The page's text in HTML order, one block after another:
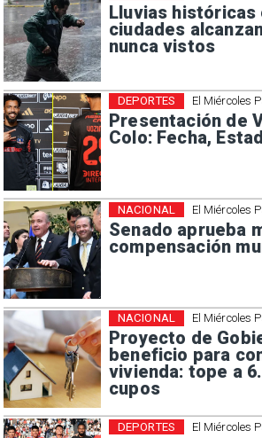
Lluvias históricas
ciudades
nunca vistos
El Miércoles
Presentación de
Colo: Fecha,
DEPORTES
El Miércoles
Senado aprueba
compensación
NACIONAL
El Miércoles
Proyecto de
beneficio para
vivienda: tope a
cupos
NACIONAL
El Miércoles
DEPORTES